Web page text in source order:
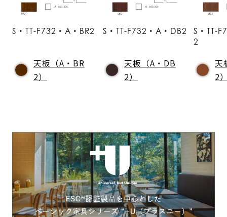
S・TT-F732・A・BR2
天板（A・BR
2）
S・TT-F732・A・DB2
天板（A・DB
2）
S・TT-
2
天
2